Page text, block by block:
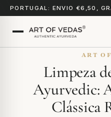
PORTUGAL: ENVIO €6,50,
ART
Limpeza
Ayurvedic:
Clássica